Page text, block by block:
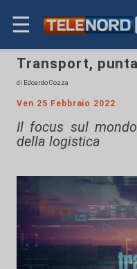
☰
Transport,
di Edoardo Cozza
Ven 25 Febbraio 2022
Il focus sul
della logistica